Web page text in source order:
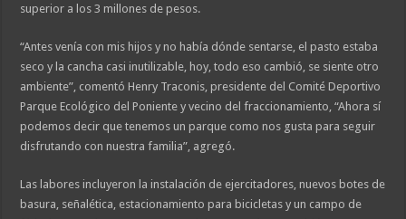
superior a los 3 millones de pesos.
“Antes venía con mis hijos y no había dónde sentarse, el pasto estaba
seco y la cancha casi inutilizable, hoy, todo eso cambió, se siente otro
ambiente”, comentó Henry Traconis, presidente del Comité Deportivo
Parque Ecológico del Poniente y vecino del fraccionamiento, “Ahora sí
podemos decir que tenemos un parque como nos gusta para seguir
disfrutando con nuestra familia”, agregó.
Las labores incluyeron la instalación de ejercitadores, nuevos botes de
basura, señalética, estacionamiento para bicicletas y un campo de